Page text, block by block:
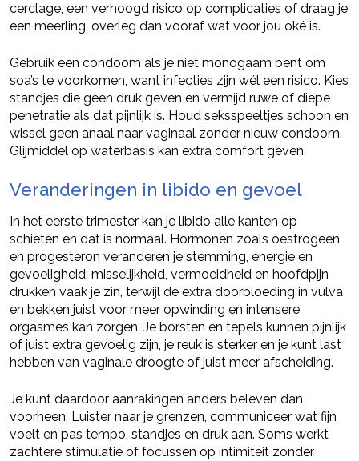
cerclage, een verhoogd risico op complicaties of draag je
een meerling, overleg dan vooraf wat voor jou oké is.
Gebruik een condoom als je niet monogaam bent om
soa’s te voorkomen, want infecties zijn wél een risico. Kies
standjes die geen druk geven en vermijd ruwe of diepe
penetratie als dat pijnlijk is. Houd seksspeeltjes schoon en
wissel geen anaal naar vaginaal zonder nieuw condoom.
Glijmiddel op waterbasis kan extra comfort geven.
Veranderingen in libido en gevoel
In het eerste trimester kan je libido alle kanten op
schieten en dat is normaal. Hormonen zoals oestrogeen
en progesteron veranderen je stemming, energie en
gevoeligheid: misselijkheid, vermoeidheid en hoofdpijn
drukken vaak je zin, terwijl de extra doorbloeding in vulva
en bekken juist voor meer opwinding en intensere
orgasmes kan zorgen. Je borsten en tepels kunnen pijnlijk
of juist extra gevoelig zijn, je reuk is sterker en je kunt last
hebben van vaginale droogte of juist meer afscheiding.
Je kunt daardoor aanrakingen anders beleven dan
voorheen. Luister naar je grenzen, communiceer wat fijn
voelt en pas tempo, standjes en druk aan. Soms werkt
zachtere stimulatie of focussen op intimiteit zonder